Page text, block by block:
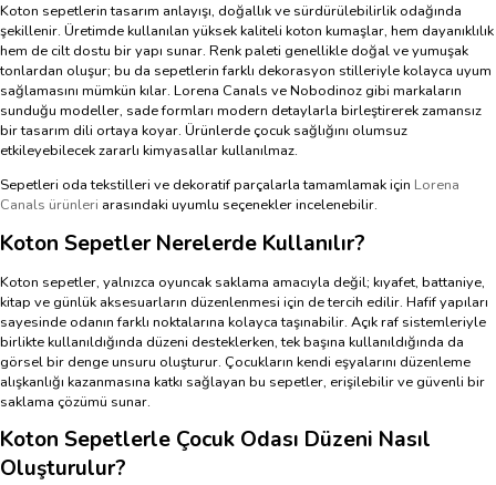
Koton sepetlerin tasarım anlayışı, doğallık ve sürdürülebilirlik odağında
şekillenir. Üretimde kullanılan yüksek kaliteli koton kumaşlar, hem dayanıklılık
hem de cilt dostu bir yapı sunar. Renk paleti genellikle doğal ve yumuşak
tonlardan oluşur; bu da sepetlerin farklı dekorasyon stilleriyle kolayca uyum
sağlamasını mümkün kılar. Lorena Canals ve Nobodinoz gibi markaların
sunduğu modeller, sade formları modern detaylarla birleştirerek zamansız
bir tasarım dili ortaya koyar. Ürünlerde çocuk sağlığını olumsuz
etkileyebilecek zararlı kimyasallar kullanılmaz.
Sepetleri oda tekstilleri ve dekoratif parçalarla tamamlamak için Lorena
Canals ürünleri arasındaki uyumlu seçenekler incelenebilir.
Koton Sepetler Nerelerde Kullanılır?
Koton sepetler, yalnızca oyuncak saklama amacıyla değil; kıyafet, battaniye,
kitap ve günlük aksesuarların düzenlenmesi için de tercih edilir. Hafif yapıları
sayesinde odanın farklı noktalarına kolayca taşınabilir. Açık raf sistemleriyle
birlikte kullanıldığında düzeni desteklerken, tek başına kullanıldığında da
görsel bir denge unsuru oluşturur. Çocukların kendi eşyalarını düzenleme
alışkanlığı kazanmasına katkı sağlayan bu sepetler, erişilebilir ve güvenli bir
saklama çözümü sunar.
Koton Sepetlerle Çocuk Odası Düzeni Nasıl
Oluşturulur?